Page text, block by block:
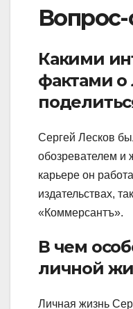
Вопрос-
Какими
фактами
Сергей Лесков
обозревателем и
карьере он
издательствах,
«Коммерсантъ».
В чем
личной
Личная жизнь